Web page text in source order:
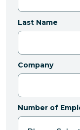
Last Name
Company
Number of